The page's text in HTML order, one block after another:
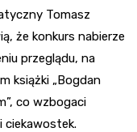
Tomasz
że konkurs nabierze
przeglądu, na
książki „Bogdan
co wzbogaci
ciekawostek.